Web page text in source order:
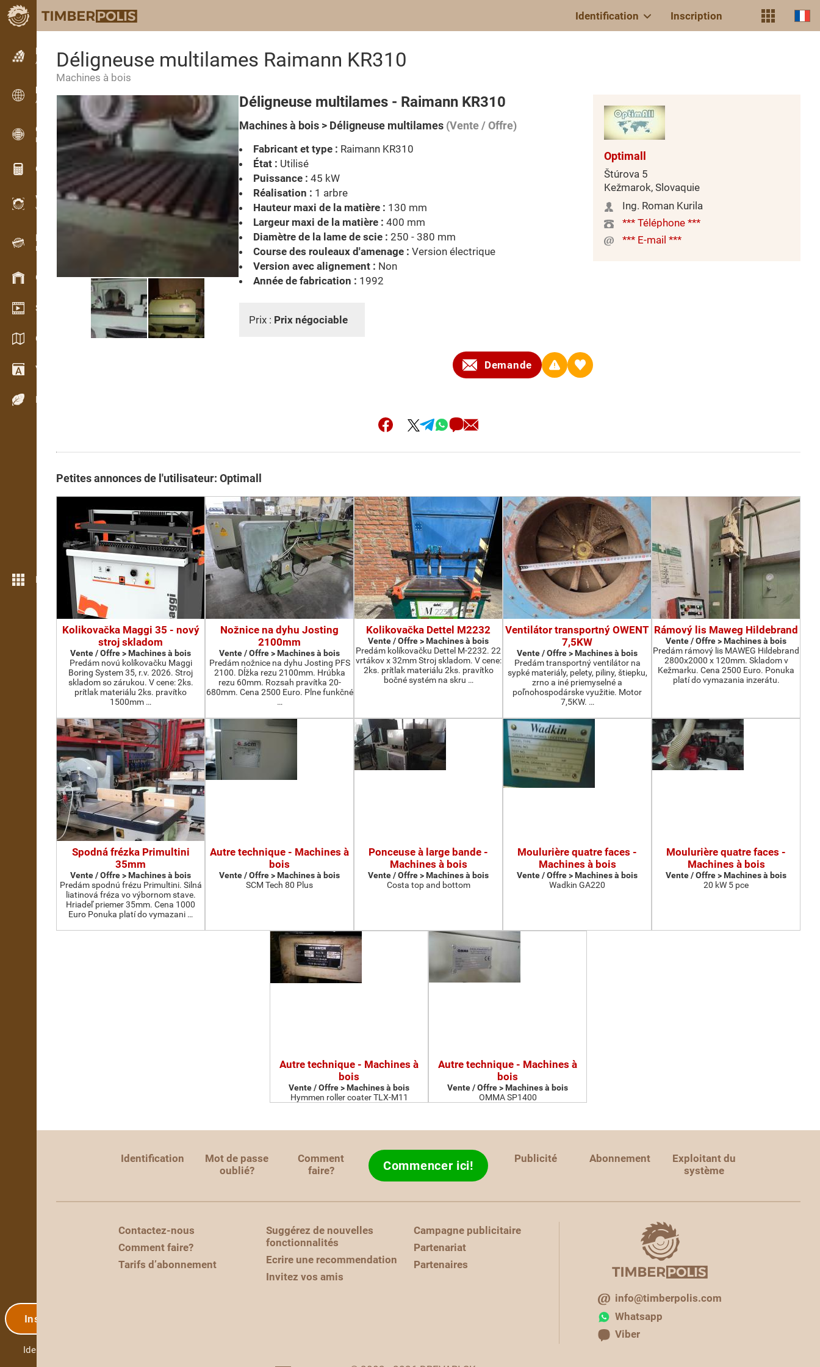
Identification Inscription
Petites annonces
Annonces texte
Petites annonces
Annonces internationales
OPTI-TIMB
Plans de débit
Calculateurs pour le bois
WoodProfi
Volume de bois avec IA
Enregistreur
Inventaire du bois sur le terrain
Gestion du stock
Schowroom vidéo
Catalogues / Brochures
Vocabulaire
Espèces de bois
Plus de fonctions
Inscription
Identification
Déligneuse multilames Raimann KR310
Machines à bois
Déligneuse multilames - Raimann KR310
Machines à bois > Déligneuse multilames (Vente / Offre)
Fabricant et type : Raimann KR310
État : Utilisé
Puissance : 45 kW
Réalisation : 1 arbre
Hauteur maxi de la matière : 130 mm
Largeur maxi de la matière : 400 mm
Diamètre de la lame de scie : 250 - 380 mm
Course des rouleaux d'amenage : Version électrique
Version avec alignement : Non
Année de fabrication : 1992
Prix : Prix négociable
Demande
Optimall
Štúrova 5
Kežmarok, Slovaquie
Ing. Roman Kurila
*** Téléphone ***
*** E-mail ***
Petites annonces de l'utilisateur: Optimall
Kolikovačka Maggi 35 - nový
stroj skladom
Vente / Offre > Machines à bois
Predám novú kolíkovačku Maggi
Boring System 35, r.v. 2026. Stroj
skladom so zárukou. V cene: 2ks.
prítlak materiálu 2ks. pravítko
1500mm …
Nožnice na dyhu Josting
2100mm
Vente / Offre > Machines à bois
Predám nožnice na dyhu Josting PFS
2100. Dĺžka rezu 2100mm. Hrúbka
rezu 60mm. Rozsah pravítka 20-
680mm. Cena 2500 Euro. Plne funkčné
…
Kolikovačka Dettel M2232
Vente / Offre > Machines à bois
Predám kolíkovačku Dettel M-2232. 22
vrtákov x 32mm Stroj skladom. V cene:
2ks. prítlak materiálu 2ks. pravítko
bočné systém na skru …
Ventilátor transportný OWENT
7,5KW
Vente / Offre > Machines à bois
Predám transportný ventilátor na
sypké materiály, pelety, piliny, štiepku,
zrno a iné priemyselné a
poľnohospodárske využitie. Motor
7,5KW. …
Rámový lis Maweg Hildebrand
Vente / Offre > Machines à bois
Predám rámový lis MAWEG Hildebrand
2800x2000 x 120mm. Skladom v
Kežmarku. Cena 2500 Euro. Ponuka
platí do vymazania inzerátu.
Spodná frézka Primultini
35mm
Vente / Offre > Machines à bois
Predám spodnú frézu Primultini. Silná
liatinová fréza vo výbornom stave.
Hriadeľ priemer 35mm. Cena 1000
Euro Ponuka platí do vymazani …
Autre technique - Machines à
bois
Vente / Offre > Machines à bois
SCM Tech 80 Plus
Ponceuse à large bande -
Machines à bois
Vente / Offre > Machines à bois
Costa top and bottom
Moulurière quatre faces -
Machines à bois
Vente / Offre > Machines à bois
Wadkin GA220
Moulurière quatre faces -
Machines à bois
Vente / Offre > Machines à bois
20 kW 5 pce
Autre technique - Machines à
bois
Vente / Offre > Machines à bois
Hymmen roller coater TLX-M11
Autre technique - Machines à
bois
Vente / Offre > Machines à bois
OMMA SP1400
Identification
Mot de passe
oublié?
Comment
faire?
Commencer ici! Publicité Abonnement
Exploitant du
système
Contactez-nous
Comment faire?
Tarifs d’abonnement
Suggérez de nouvelles
fonctionnalités
Ecrire une recommendation
Invitez vos amis
Campagne publicitaire
Partenariat
Partenaires
info@timberpolis.com
Whatsapp
Viber